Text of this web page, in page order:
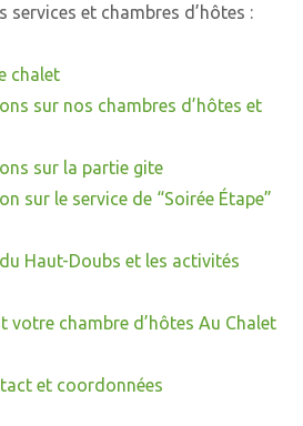
services et chambres d’hôtes :
chalet
sur nos chambres d’hôtes et
sur la partie gite
sur le service de “Soirée Étape”
Haut-Doubs et les activités
votre chambre d’hôtes Au Chalet
et coordonnées